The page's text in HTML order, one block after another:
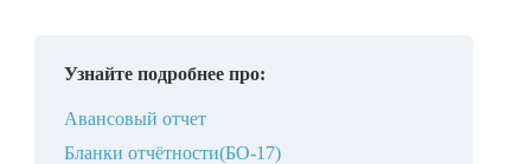
Узнайте подробнее про:
Авансовый отчет
Бланки отчётности(БО-17)